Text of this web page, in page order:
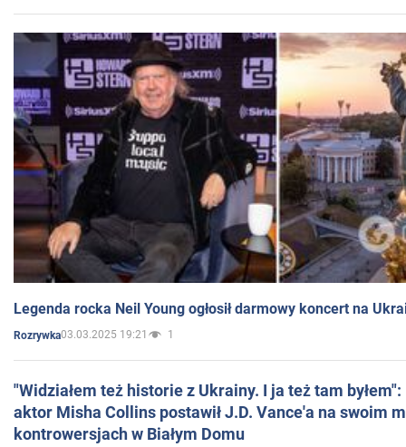
Legenda rocka Neil Young ogłosił darmowy koncert na
Rozrywka03.03.2025 19:21 1
"Widziałem też historie z Ukrainy. I ja też tam
aktor Misha Collins postawił J.D. Vance'a na swoim
kontrowersjach w Białym Domu